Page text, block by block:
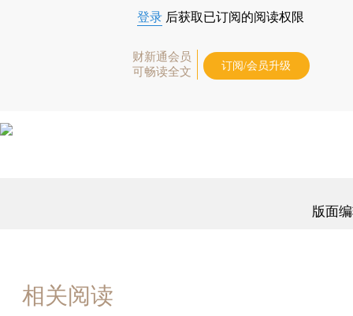
登录 后获取已订阅的阅读权限
财新通会员
可畅读全文
订阅/会员升级
版面
相关阅读